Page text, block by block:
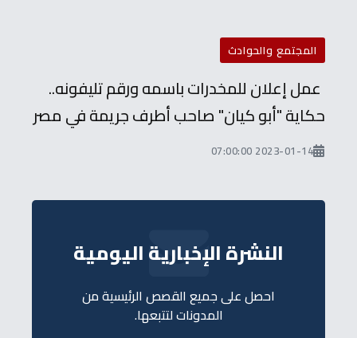
المجتمع والحوادث
عمل إعلان للمخدرات باسمه ورقم تليفونه..
حكاية "أبو كيان" صاحب أطرف جريمة في مصر
2023-01-14 07:00:00
النشرة الإخبارية اليومية
احصل على جميع القصص الرئيسية من
المدونات لتتبعها.